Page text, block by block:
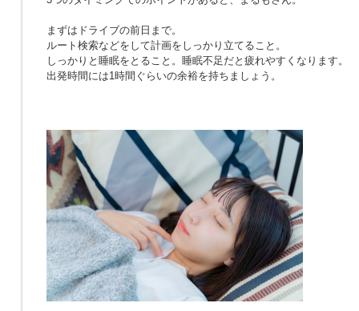
まずはドライブの前日まで。
ルート検索などをして計画をしっかり立てること。
しっかりと睡眠をとること。睡眠不足だと疲れやすくなります。
出発時間には1時間ぐらいの余裕を持ちましょう。